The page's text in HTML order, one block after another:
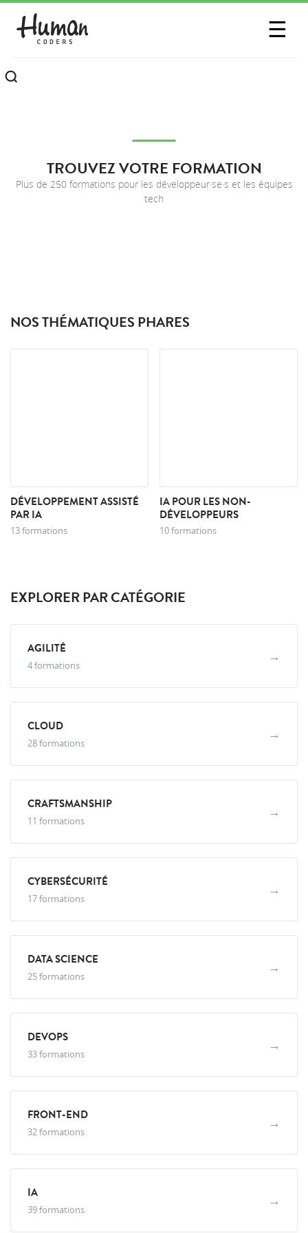
☰
TROUVEZ VOTRE FORMATION
Plus de 250 formations pour les développeur·se·s et les équipes
tech
NOS THÉMATIQUES PHARES
DÉVELOPPEMENT ASSISTÉ
PAR IA
13 formations
IA POUR LES NON-
DÉVELOPPEURS
10 formations
EXPLORER PAR CATÉGORIE
AGILITÉ
4 formations
→
CLOUD
28 formations
→
CRAFTSMANSHIP
11 formations
→
CYBERSÉCURITÉ
17 formations
→
DATA SCIENCE
25 formations
→
DEVOPS
33 formations
→
FRONT-END
32 formations
→
IA
39 formations
→